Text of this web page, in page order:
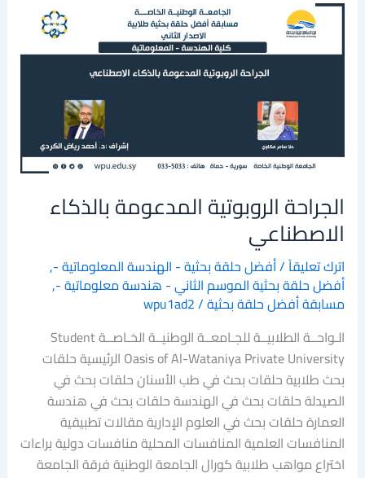
الجراحة الروبوتية المدعومة بالذكاء
الاصطناعي
اترك تعليقاً/أفضل حلقة بحثية - الهندسة المعلوماتية -,
أفضل حلقة بحثية الموسم الثاني - هندسة معلوماتية -,
مسابقة أفضل حلقة بحثية/
wpu1ad2
الـواحــة الطلابيــة للجـامعــة الوطنيــة الخـاصــة Student
Oasis of Al-Wataniya Private University الرئيسية حلقات
بحث طلابية حلقات بحث في طب الأسنان حلقات بحث في
الصيدلة حلقات بحث في الهندسة حلقات بحث في هندسة
العمارة حلقات بحث في العلوم الإدارية مقالات تطبيقية
المنافسات العلمية المنافسات المحلية منافسات دولية براءات
اختراع مواهب طلابية كورال الجامعة الوطنية فرقة الجامعة
الجراحة
الروبوتية
المدعومة
الاصطناعي